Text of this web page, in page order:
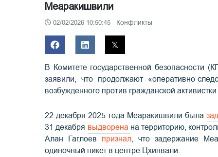
Меаракишвили
02/02/2026 10:50:45 Конфликты
В Комитете государственной безопасности
заявили, что продолжают «оперативно-
возбужденного против гражданской
22 декабря 2025 года Меаракишвили была
31 декабря выдворена на территорию,
Алан Гаглоев признал, что задержание
одиночный пикет в центре Цхинвали.